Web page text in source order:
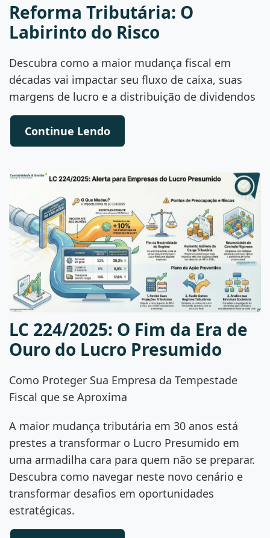
Reforma Tributária: O
Labirinto do Risco
Descubra como a maior mudança fiscal em
décadas vai impactar seu fluxo de caixa, suas
margens de lucro e a distribuição de dividendos
Continue Lendo
LC 224/2025: O Fim da Era de
Ouro do Lucro Presumido
Como Proteger Sua Empresa da Tempestade
Fiscal que se Aproxima
A maior mudança tributária em 30 anos está
prestes a transformar o Lucro Presumido em
uma armadilha cara para quem não se preparar.
Descubra como navegar neste novo cenário e
transformar desafios em oportunidades
estratégicas.